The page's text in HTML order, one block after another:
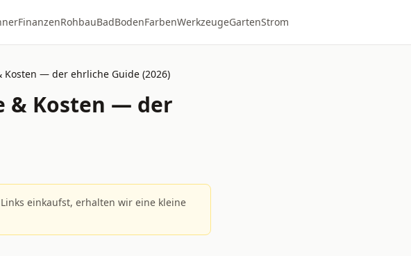
FinanzenRohbauBadBodenFarbenWerkzeugeGartenStrom
— der ehrliche Guide (2026)
& Kosten — der
einkaufst, erhalten wir eine kleine